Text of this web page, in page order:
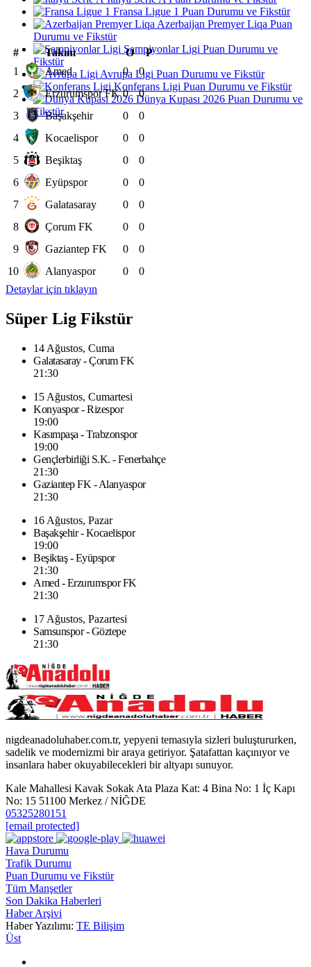
Fransa Ligue 1 Puan Durumu ve Fikstür
Azerbaijan Premyer Liqa Puan
Durumu ve Fikstür
Şampiyonlar Ligi Puan Durumu ve
Fikstür
Avrupa Ligi Puan Durumu ve Fikstür
Konferans Ligi Puan Durumu ve Fikstür
Dünya Kupası 2026 Puan Durumu ve
Fikstür
# Takım O
P
1
Amed 0
0
2
Erzurumspor FK 0
0
3
Başakşehir 0
0
4
Kocaelispor 0
0
5
Beşiktaş 0
0
6
Eyüpspor 0
0
7
Galatasaray 0
0
8
Çorum FK 0
0
9
Gaziantep FK 0
0
10
Alanyaspor 0
0
Detaylar için tıklayın
Süper Lig Fikstür
14 Ağustos, Cuma
Galatasaray - Çorum FK
21:30
15 Ağustos, Cumartesi
Konyaspor - Rizespor
19:00
Kasımpaşa - Trabzonspor
19:00
Gençlerbirliği S.K. - Fenerbahçe
21:30
Gaziantep FK - Alanyaspor
21:30
16 Ağustos, Pazar
Başakşehir - Kocaelispor
19:00
Beşiktaş - Eyüpspor
21:30
Amed - Erzurumspor FK
21:30
17 Ağustos, Pazartesi
Samsunspor - Göztepe
21:30
nigdeanadoluhaber.com.tr, yepyeni temasıyla sizleri buluştururken,
sadelik ve modernizmi bir araya getiriyor. Şatafattan kaçınıyor ve
insanlara haber okuyabilecekleri bir altyapı sunuyor.
Kale Mahallesi Kavak Sokak Ata Plaza Kat: 4 Bina No: 1 İç Kapı
No: 15 51100 Merkez / NİĞDE
05325280151
[email protected]
Hava Durumu
Trafik Durumu
Puan Durumu ve Fikstür
Tüm Manşetler
Son Dakika Haberleri
Haber Arşivi
Haber Yazılımı: TE Bilişim
Üst